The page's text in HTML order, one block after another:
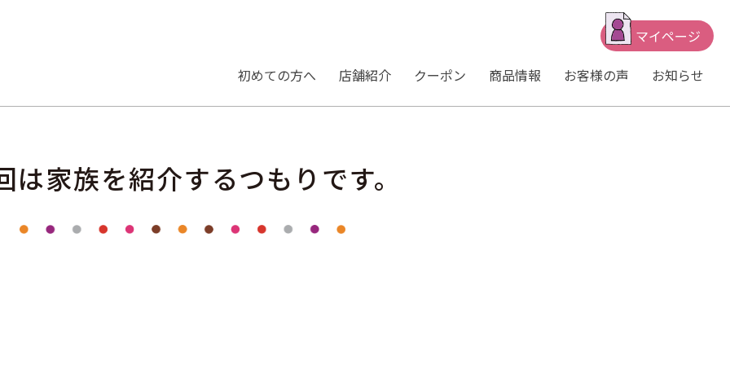
マイページ
初めての⽅へ
店舗紹介 クーポン 商品情報 お客様の声 お知らせ
は家族を紹介するつもりです。